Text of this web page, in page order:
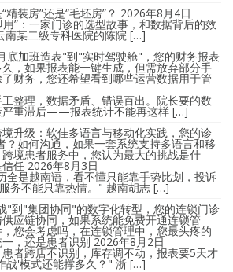
装房”还是“毛坯房”？ 2026年8月4日
用”：一家门诊的选型故事，和数据背后的效
南某二级专科医院的陈院 […]
底加班造表"到"实时驾驶舱"，您的财务报表
，如果报表能一键生成，但需放弃部分手
财务，您还希望看到哪些运营数据用于管
整理，数据矛盾、错误百出。院长要的数
严重滞后——报表统计不能再这样 […]
升级：软佳多语言与移动化实践，您的诊
？如何沟通，如果一套系统支持多语言和移
境患者服务中，您认为最大的挑战是什
任 2026年8月3日
全是越南语，看不懂只能靠手势比划，投诉
务不能只靠热情。" 越南胡志 […]
"到"集团协同"的数字化转型，您的连锁门诊
应链协同，如果系统能免费开通连锁管
您会考虑吗，在连锁管理中，您最头疼的
，还是患者识别 2026年8月2日
者跨店不识别，库存调不动，报表要5天才
'模式还能撑多久？" 浙 […]